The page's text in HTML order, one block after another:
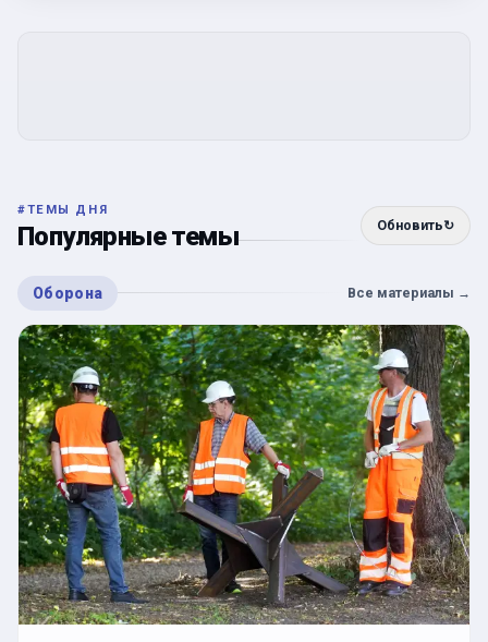
#ТЕМЫ ДНЯ
Популярные темы Обновить↻
Оборона Все материалы →